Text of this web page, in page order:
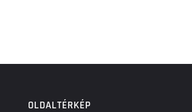
OLDALTÉRKÉP